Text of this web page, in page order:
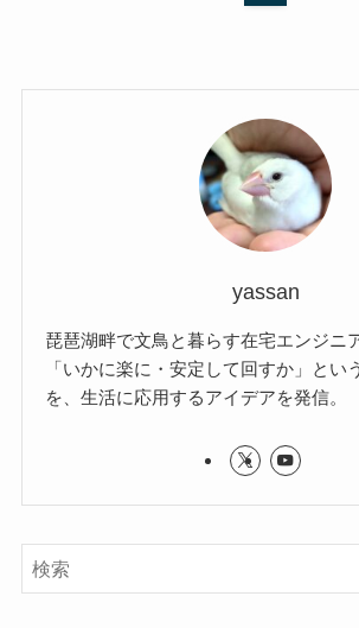
yassan
琵琶湖畔で文鳥と暮らす在宅エンジニ
「いかに楽に・安定して回すか」とい
を、生活に応用するアイデアを発信。